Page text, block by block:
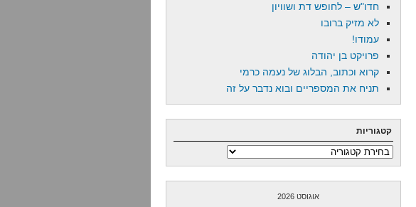
חדו"ש – לחופש דת ושוויון
לא מזיק ברובו
עמודו!
פרויקט בן יהודה
קרוא וכתוב, הבלוג של נעמה כרמי
תניח את המספריים ובוא נדבר על זה
קטגוריות
קטגוריות
אוגוסט 2026